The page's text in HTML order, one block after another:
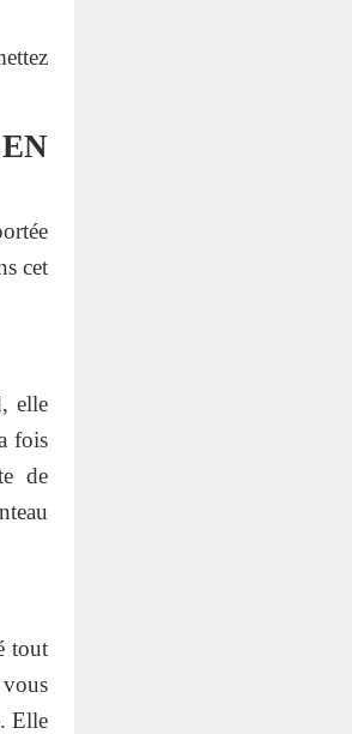
cet
elle
fois
de
tout
Elle